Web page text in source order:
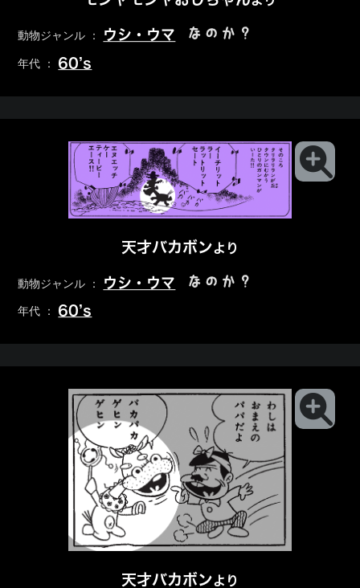
動物ジャンル ： ウシ・ウマ なのか？
年代 ： 60’s
天才バカボンより
動物ジャンル ： ウシ・ウマ なのか？
年代 ： 60’s
天才バカボンより